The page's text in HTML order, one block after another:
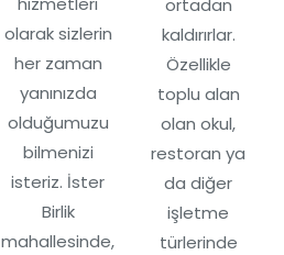
olarak sizlerin
her zaman
yanınızda
olduğumuzu
bilmenizi
isteriz. İster
Birlik
mahallesinde,
kaldırırlar.
Özellikle
toplu alan
olan okul,
restoran ya
da diğer
işletme
türlerinde